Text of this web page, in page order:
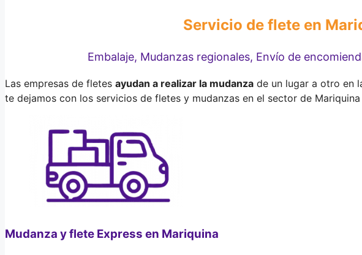
Servicio de flete en
Embalaje, Mudanzas regionales, Envío de
Las empresas de fletes ayudan a realizar la mudanza de un lugar a otro en
te dejamos con los servicios de fletes y mudanzas en el sector de
Mudanza y flete Express en Mariquina